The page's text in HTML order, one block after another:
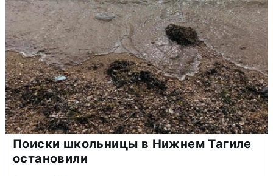
Поиски школьницы в Нижнем Тагиле
остановили